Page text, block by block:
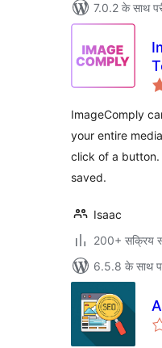
7.0.2 के साथ
ImageComply
your entire
click of a button.
saved.
Isaac
200+ सक्रिय
6.5.8 के साथ